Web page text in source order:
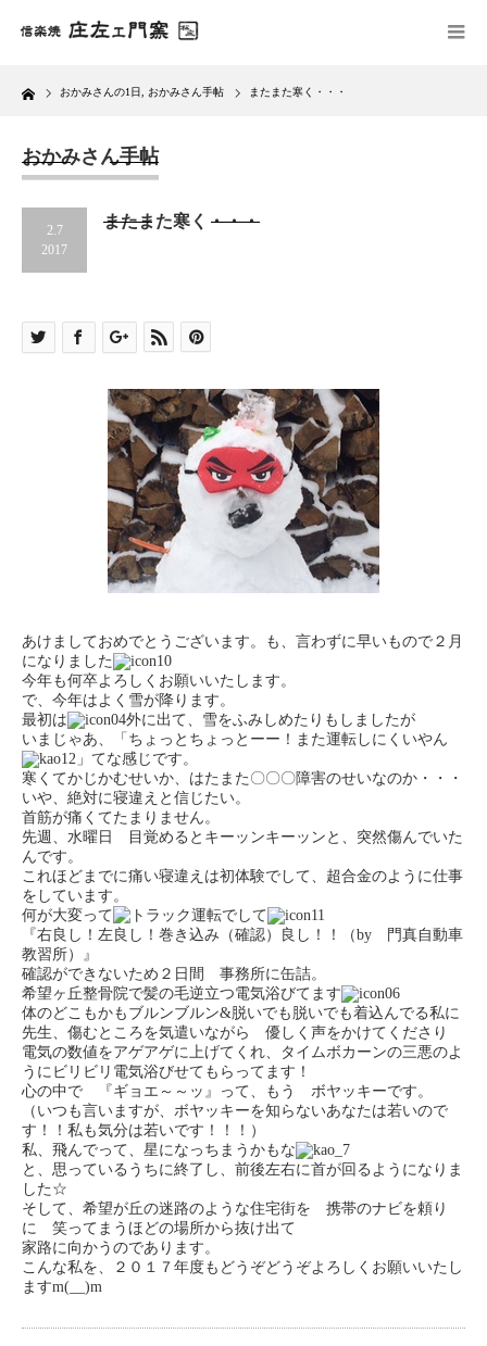
Home おかみさんの1日 おかみさん手帖 またまた寒く・・・
おかみさん手帖
2.7
2017
またまた寒く・・・
あけましておめでとうございます。も、言わずに早いもので２月
になりました
今年も何卒よろしくお願いいたします。
で、今年はよく雪が降ります。
最初は
外に出て、雪をふみしめたりもしましたが
いまじゃあ、「ちょっとちょっとーー！また運転しにくいやん
」てな感じです。
寒くてかじかむせいか、はたまた〇〇〇障害のせいなのか・・・
いや、絶対に寝違えと信じたい。
首筋が痛くてたまりません。
先週、水曜日 目覚めるとキーッンキーッンと、突然傷んでいた
んです。
これほどまでに痛い寝違えは初体験でして、超合金のように仕事
をしています。
何が大変って
運転でして
『右良し！左良し！巻き込み（確認）良し！！（by 門真自動車
教習所）』
確認ができないため２日間 事務所に缶詰。
希望ヶ丘整骨院で髪の毛逆立つ電気浴びてます
体のどこもかもブルンブルン&脱いでも脱いでも着込んでる私に
先生、傷むところを気遣いながら 優しく声をかけてくださり
電気の数値をアゲアゲに上げてくれ、タイムボカーンの三悪のよ
うにビリビリ電気浴びせてもらってます！
心の中で 『ギョエ～～ッ』って、もう ボヤッキーです。
（いつも言いますが、ボヤッキーを知らないあなたは若いので
す！！私も気分は若いです！！！）
私、飛んでって、星になっちまうかもな
と、思っているうちに終了し、前後左右に首が回るようになりま
した☆
そして、希望が丘の迷路のような住宅街を 携帯のナビを頼り
に 笑ってまうほどの場所から抜け出て
家路に向かうのであります。
こんな私を、２０１７年度もどうぞどうぞよろしくお願いいたし
ますm(__)m